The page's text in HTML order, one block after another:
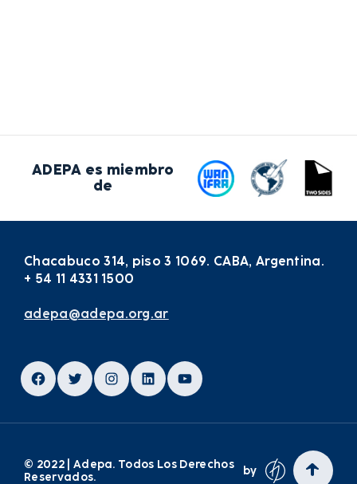
ADEPA es miembro
de
Chacabuco 314, piso 3 1069. CABA, Argentina.
+ 54 11 4331 1500
adepa@adepa.org.ar
Facebook
TwitterInstagram
LinkedInYouTube
© 2022 | Adepa. Todos Los Derechos
Reservados.
by